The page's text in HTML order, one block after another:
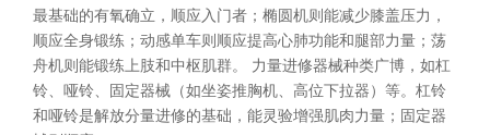
最基础的有氧确立，顺应入门者；椭圆机则能减少膝盖压力，
顺应全身锻练；动感单车则顺应提高心肺功能和腿部力量；荡
舟机则能锻练上肢和中枢肌群。 力量进修器械种类广博，如杠
铃、哑铃、固定器械（如坐姿推胸机、高位下拉器）等。杠铃
和哑铃是解放分量进修的基础，能灵验增强肌肉力量；固定器